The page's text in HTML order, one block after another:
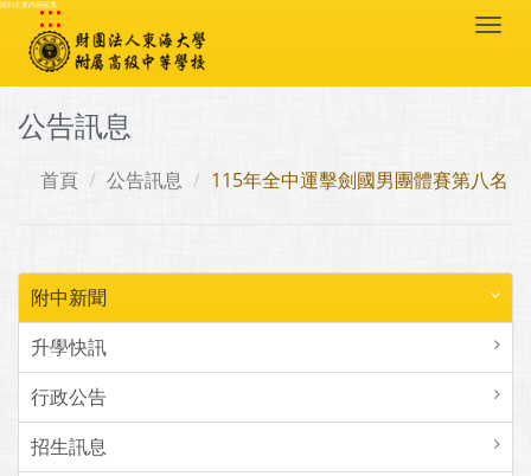
跳到主要內容區塊
:::
公告訊息
首頁 公告訊息 115年全中運擊劍國男團體賽第八名
附中新聞
升學快訊
行政公告
招生訊息